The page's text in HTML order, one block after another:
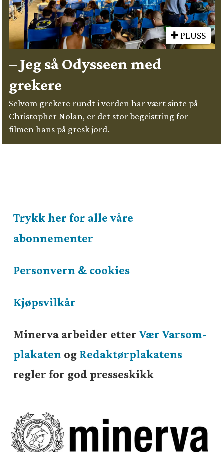
PLUSS
– Jeg så Odysseen med
grekere
Selvom grekere rundt i verden har vært sinte på
Christopher Nolan, er det stor begeistring for
filmen hans på gresk jord.
Trykk her for alle våre
abonnementer
Personvern & cookies
Kjøpsvilkår
Minerva arbeider etterVær Varsom-
plakaten og Redaktørplakatens
regler for god presseskikk